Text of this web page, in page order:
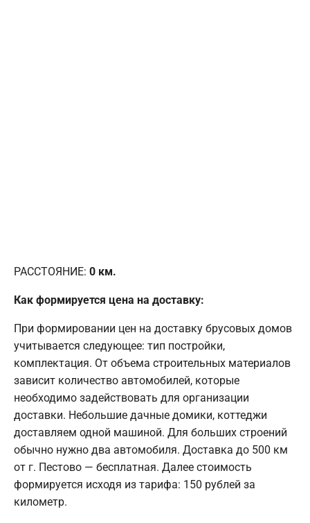
РАССТОЯНИЕ: 0 км.
Как формируется цена на доставку:
При формировании цен на доставку брусовых домов
учитывается следующее: тип постройки,
комплектация. От объема строительных материалов
зависит количество автомобилей, которые
необходимо задействовать для организации
доставки. Небольшие дачные домики, коттеджи
доставляем одной машиной. Для больших строений
обычно нужно два автомобиля. Доставка до 500 км
от г. Пестово — бесплатная. Далее стоимость
формируется исходя из тарифа: 150 рублей за
километр.